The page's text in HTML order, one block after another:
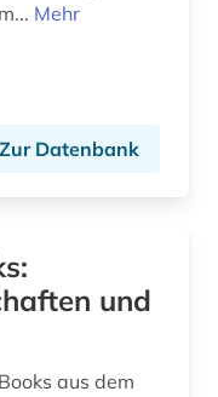
Mehr
Zur Datenbank
und
aus dem